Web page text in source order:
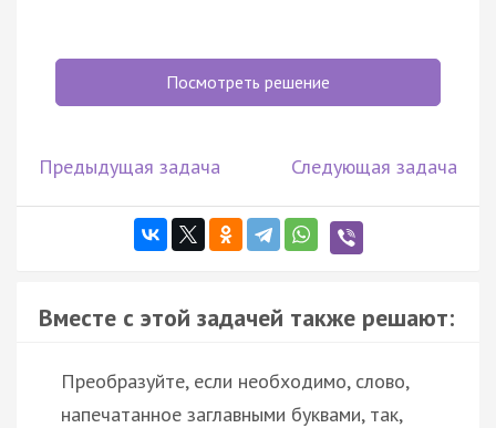
Посмотреть решение
Предыдущая задача Следующая задача
Вместе с этой задачей также решают:
Преобразуйте, если необходимо, слово,
напечатанное заглавными буквами, так,